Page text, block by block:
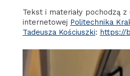
Tekst i materiały pochodzą
internetowej Politechnika
Tadeusza Kościuszki: https://